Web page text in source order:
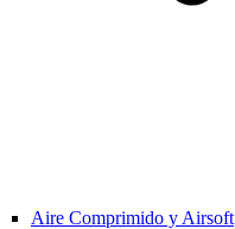
Aire Comprimido y Airsoft